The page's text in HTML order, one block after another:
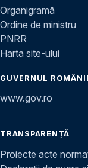
Organigramă
Ordine de ministru
PNRR
Harta site-ului
GUVERNUL
www.gov.ro
TRANSPARENȚĂ
Proiecte acte